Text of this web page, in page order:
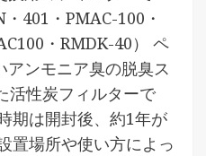
401・PMAC-100・
・RMDK-40） ペ
アンモニア臭の脱臭ス
活性炭フィルターで
期は開封後、約1年が
置場所や使い方によっ